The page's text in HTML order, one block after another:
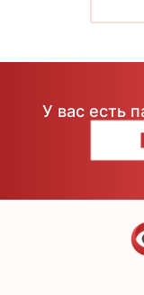
У вас есть